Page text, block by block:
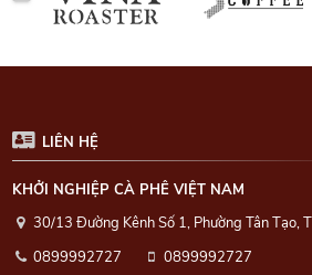
LIÊN HỆ
KHỞI NGHIỆP CÀ PHÊ VIỆT NAM
30/13 Đường Kênh Số 1, Phường Tân Tạo,
0899992727
0899992727